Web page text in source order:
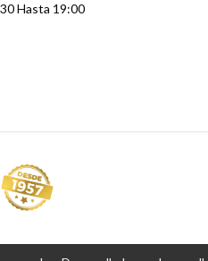
Hasta 19:00